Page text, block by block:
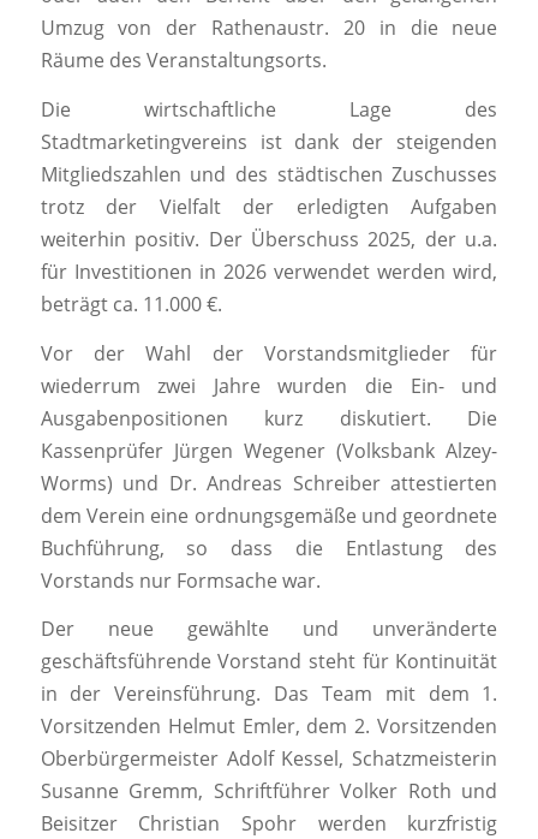
Umzug von der Rathenaustr. 20 in die neue
Räume des Veranstaltungsorts.
Die wirtschaftliche Lage des
Stadtmarketingvereins ist dank der steigenden
Mitgliedszahlen und des städtischen Zuschusses
trotz der Vielfalt der erledigten Aufgaben
weiterhin positiv. Der Überschuss 2025, der u.a.
für Investitionen in 2026 verwendet werden wird,
beträgt ca. 11.000 €.
Vor der Wahl der Vorstandsmitglieder für
wiederrum zwei Jahre wurden die Ein- und
Ausgabenpositionen kurz diskutiert. Die
Kassenprüfer Jürgen Wegener (Volksbank Alzey-
Worms) und Dr. Andreas Schreiber attestierten
dem Verein eine ordnungsgemäße und geordnete
Buchführung, so dass die Entlastung des
Vorstands nur Formsache war.
Der neue gewählte und unveränderte
geschäftsführende Vorstand steht für Kontinuität
in der Vereinsführung. Das Team mit dem 1.
Vorsitzenden Helmut Emler, dem 2. Vorsitzenden
Oberbürgermeister Adolf Kessel, Schatzmeisterin
Susanne Gremm, Schriftführer Volker Roth und
Beisitzer Christian Spohr werden kurzfristig